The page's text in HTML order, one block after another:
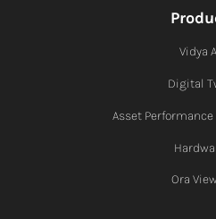
Vidya
Digital
Asset
Ora